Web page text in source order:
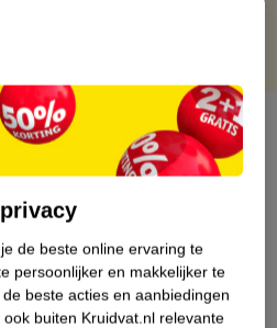
de beste online ervaring te
persoonlijker en makkelijker te
beste acties en aanbiedingen
buiten Kruidvat.nl relevante